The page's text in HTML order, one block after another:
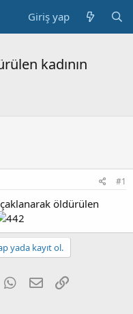
Giriş yap
kadının
#1
öldürülen
yada kayıt ol.
Tumblr WhatsApp
E-posta